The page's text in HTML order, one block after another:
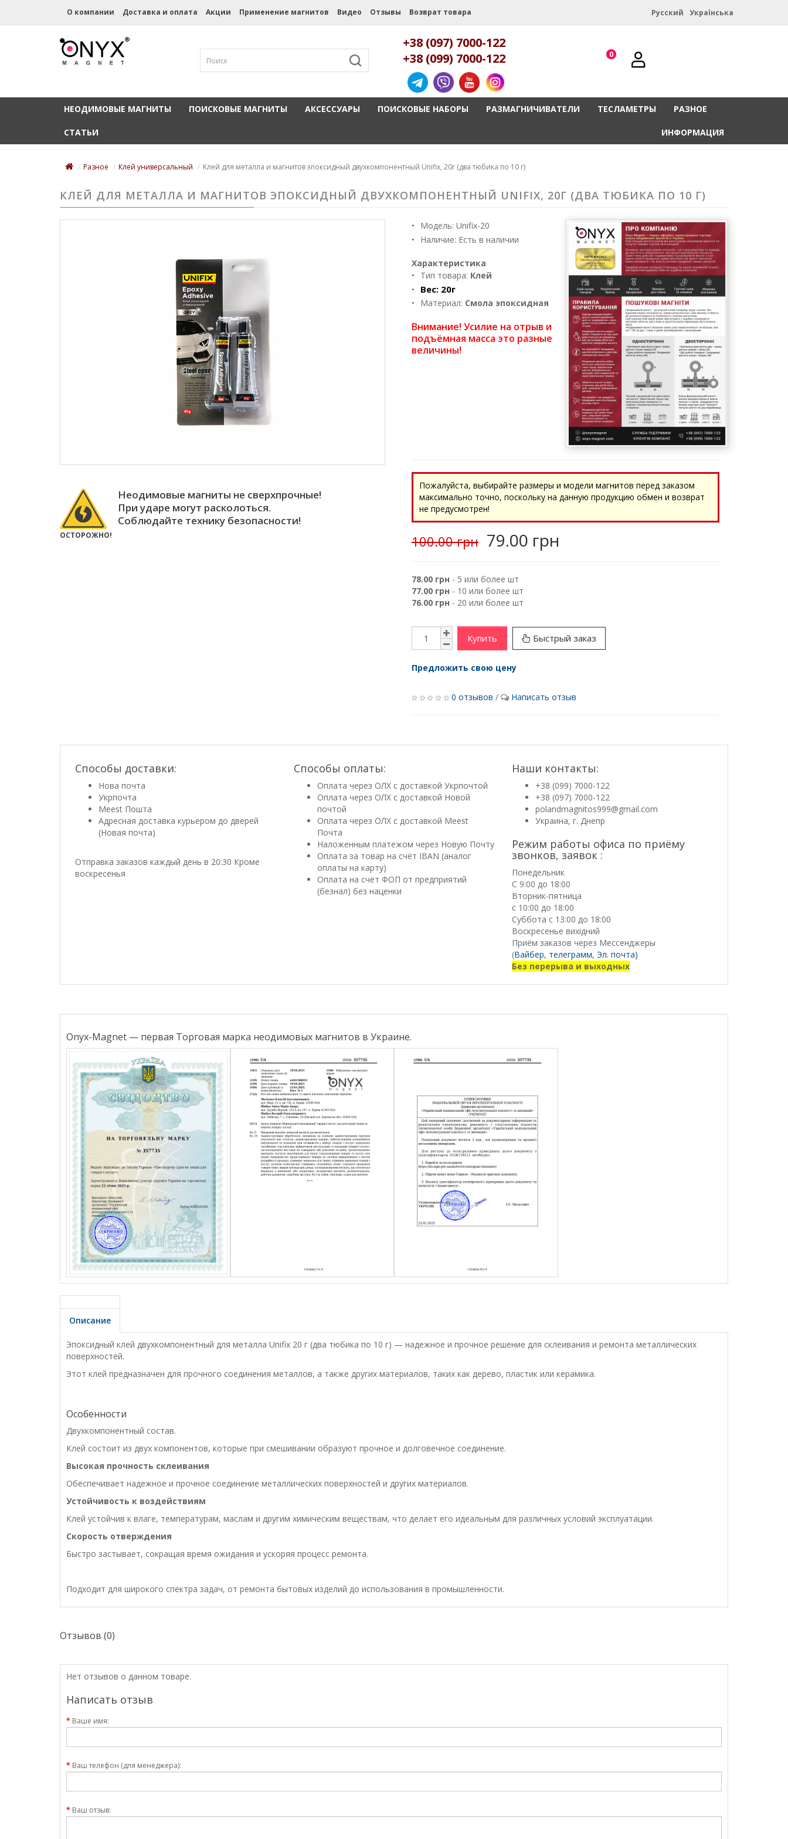
О компании Доставка и оплата Акции Применение магнитов Видео Отзывы Возврат товара Русский Українська
+38 (097) 7000-122
+38 (099) 7000-122
0
НЕОДИМОВЫЕ МАГНИТЫ ПОИСКОВЫЕ МАГНИТЫ АКСЕССУАРЫ ПОИСКОВЫЕ НАБОРЫ РАЗМАГНИЧИВАТЕЛИ ТЕСЛАМЕТРЫ РАЗНОЕ
СТАТЬИ ИНФОРМАЦИЯ
Разное Клей универсальный Клей для металла и магнитов эпоксидный двухкомпонентный Unifix, 20г (два тюбика по 10 г)
КЛЕЙ ДЛЯ МЕТАЛЛА И МАГНИТОВ ЭПОКСИДНЫЙ ДВУХКОМПОНЕНТНЫЙ UNIFIX, 20Г (ДВА ТЮБИКА ПО 10 Г)
ОСТОРОЖНО!
Неодимовые магниты не сверхпрочные!
При ударе могут расколоться.
Соблюдайте технику безопасности!
Модель: Unifix-20
Наличие: Есть в наличии
Характеристика
Тип товара: Клей
Вес: 20г
Материал: Смола эпоксидная
Внимание! Усилие на отрыв и
подъёмная масса это разные
величины!
Пожалуйста, выбирайте размеры и модели магнитов перед заказом
максимально точно, поскольку на данную продукцию обмен и возврат
не предусмотрен!
100.00 грн 79.00 грн
78.00 грн - 5 или более шт
77.00 грн - 10 или более шт
76.00 грн - 20 или более шт
Купить Быстрый заказ
Предложить свою цену
0 отзывов / Написать отзыв
Способы доставки:
Нова почта
Укрпочта
Meest Пошта
Адресная доставка курьером до дверей
(Новая почта)
Отправка заказов каждый день в 20:30 Кроме
воскресенья
Способы оплаты:
Оплата через ОЛХ с доставкой Укрпочтой
Оплата через ОЛХ с доставкой Новой
почтой
Оплата через ОЛХ с доставкой Meest
Почта
Наложенным платежом через Новую Почту
Оплата за товар на счёт IBAN (аналог
оплаты на карту)
Оплата на счёт ФОП от предприятий
(безнал) без наценки
Наши контакты:
+38 (099) 7000-122
+38 (097) 7000-122
polandmagnitos999@gmail.com
Украина, г. Днепр
Режим работы офиса по приёму
звонков, заявок :
Понедельник
С 9:00 до 18:00
Вторник-пятница
с 10:00 до 18:00
Суббота с 13:00 до 18:00
Воскресенье вихідний
Приём заказов через Мессенджеры
(Вайбер, телеграмм, Эл. почта)
Без перерыва и выходных
Onyx-Magnet — первая Торговая марка неодимовых магнитов в Украине.
Описание
Эпоксидный клей двухкомпонентный для металла Unifix 20 г (два тюбика по 10 г) — надежное и прочное решение для склеивания и ремонта металлических
поверхностей.
Этот клей предназначен для прочного соединения металлов, а также других материалов, таких как дерево, пластик или керамика.
Особенности
Двухкомпонентный состав.
Клей состоит из двух компонентов, которые при смешивании образуют прочное и долговечное соединение.
Высокая прочность склеивания
Обеспечивает надежное и прочное соединение металлических поверхностей и других материалов.
Устойчивость к воздействиям
Клей устойчив к влаге, температурам, маслам и другим химическим веществам, что делает его идеальным для различных условий эксплуатации.
Скорость отверждения
Быстро застывает, сокращая время ожидания и ускоряя процесс ремонта.
Подходит для широкого спектра задач, от ремонта бытовых изделий до использования в промышленности.
Отзывов (0)
Нет отзывов о данном товаре.
Написать отзыв
Ваше имя:
Ваш телефон (для менеджера):
Ваш отзыв: